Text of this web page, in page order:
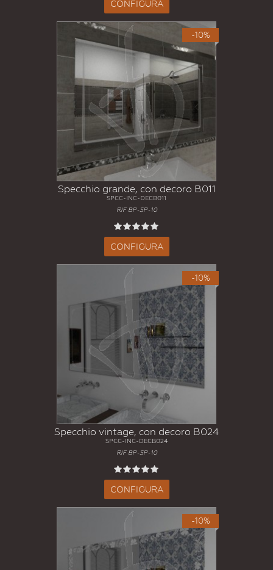
CONFIGURA
-10%
Specchio grande, con decoro B011
SPCC-INC-DECB011
RIF BP-SP-10
CONFIGURA
-10%
Specchio vintage, con decoro B024
SPCC-INC-DECB024
RIF BP-SP-10
CONFIGURA
-10%